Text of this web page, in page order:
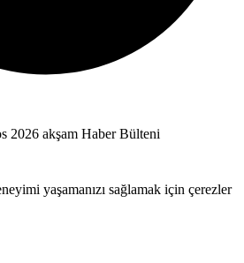
2026 akşam Haber Bülteni
yaşamanızı sağlamak için çerezler